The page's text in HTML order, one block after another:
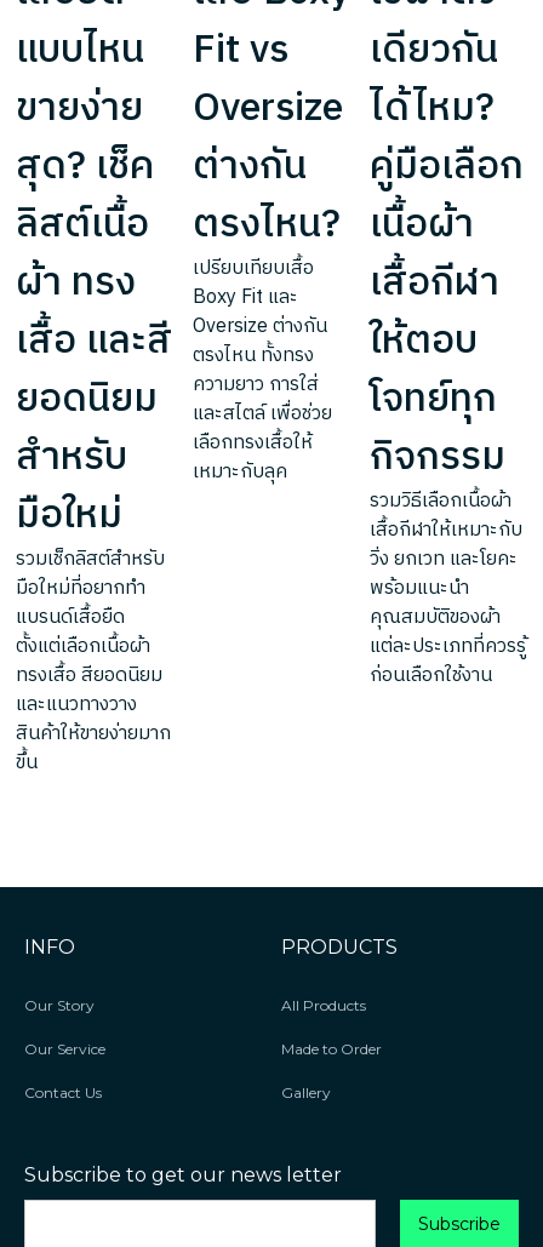
แบบไหน
ขายง่าย
สุด? เช็ค
ลิสต์เนื้อ
ผ้า ทรง
เสื้อ และสี
ยอดนิยม
สำหรับ
มือใหม่
รวมเช็กลิสต์สำหรับ
มือใหม่ที่อยากทำ
แบรนด์เสื้อยืด
ตั้งแต่เลือกเนื้อผ้า
ทรงเสื้อ สียอดนิยม
และแนวทางวาง
สินค้าให้ขายง่ายมาก
ขึ้น
Fit vs
Oversize
ต่างกัน
ตรงไหน?
เปรียบเทียบเสื้อ
Boxy Fit และ
Oversize ต่างกัน
ตรงไหน ทั้งทรง
ความยาว การใส่
และสไตล์ เพื่อช่วย
เลือกทรงเสื้อให้
เหมาะกับลุค
เดียวกัน
ได้ไหม?
คู่มือเลือก
เนื้อผ้า
เสื้อกีฬา
ให้ตอบ
โจทย์ทุก
กิจกรรม
รวมวิธีเลือกเนื้อผ้า
เสื้อกีฬาให้เหมาะกับ
วิ่ง ยกเวท และโยคะ
พร้อมแนะนำ
คุณสมบัติของผ้า
แต่ละประเภทที่ควรรู้
ก่อนเลือกใช้งาน
INFO
Our Story
Our Service
Contact Us
PRODUCTS
All Products
Made to Order
Gallery
Subscribe to get our news letter